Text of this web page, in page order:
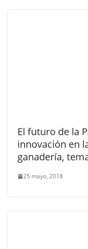
El futuro de la
innovación en
ganadería,
25 mayo, 2018